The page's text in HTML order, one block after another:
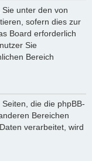
unter den von
sofern dies zur
Board erforderlich
Sie
Bereich
die die phpBB-
Bereichen
verarbeitet, wird